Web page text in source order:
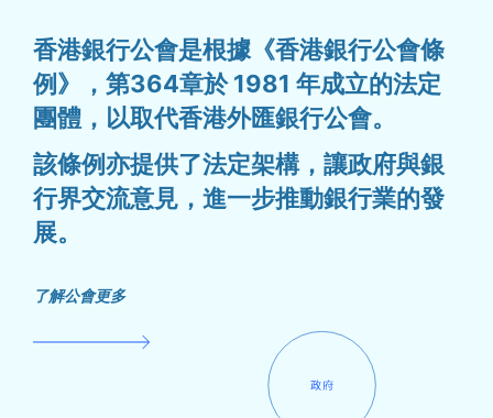
香港銀行公會是根據《香港銀行公會條
例》，第364章於 1981 年成立的法定
團體，以取代香港外匯銀行公會。
該條例亦提供了法定架構，讓政府與銀
行界交流意見，進一步推動銀行業的發
展。
了解公會更多